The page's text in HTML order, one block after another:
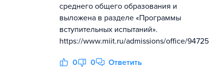
среднего общего образования и
выложена в разделе «Программы
вступительных испытаний».
https://www.miit.ru/admissions/office/94725
0 0 Ответить